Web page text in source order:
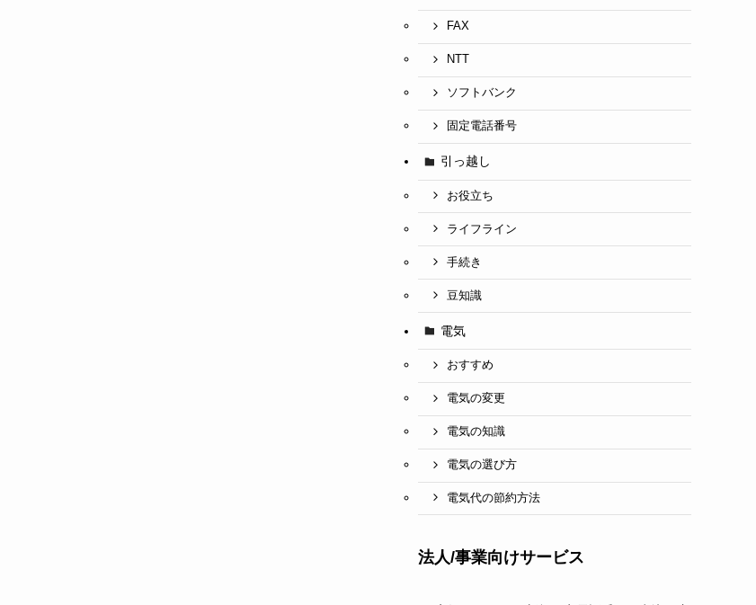
FAX
NTT
ソフトバンク
固定電話番号
引っ越し
お役立ち
ライフライン
手続き
豆知識
電気
おすすめ
電気の変更
電気の知識
電気の選び方
電気代の節約方法
法人/事業向けサービス